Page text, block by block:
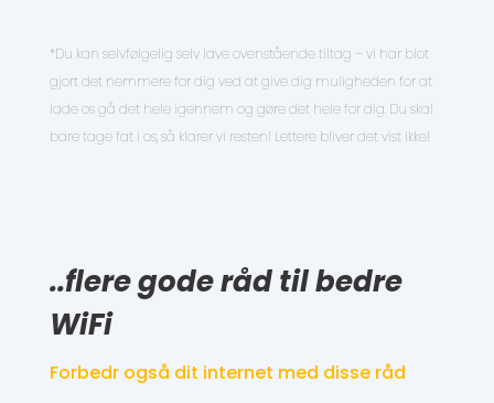
*Du kan selvfølgelig selv lave ovenstående tiltag – vi har blot
gjort det nemmere for dig ved at give dig muligheden for at
lade os gå det hele igennem og gøre det hele for dig. Du skal
bare tage fat i os, så klarer vi resten! Lettere bliver det vist ikke!
..flere gode råd til bedre
WiFi
Forbedr også dit internet med disse råd